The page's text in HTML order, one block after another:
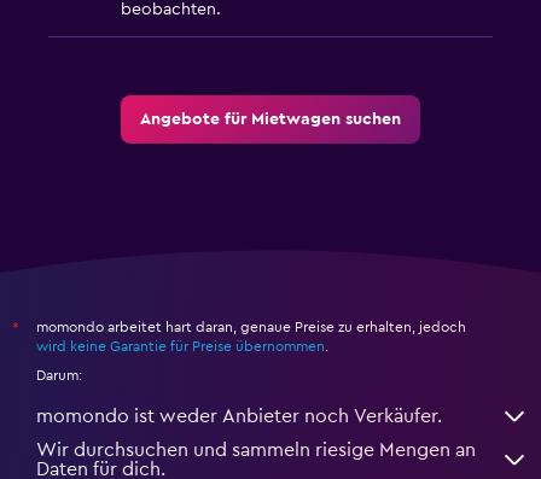
beobachten.
Angebote für Mietwagen suchen
*
momondo arbeitet hart daran, genaue Preise zu erhalten, jedoch
wird keine Garantie für Preise übernommen.
Darum:
momondo ist weder Anbieter noch Verkäufer.
Wir durchsuchen und sammeln riesige Mengen an
Daten für dich.